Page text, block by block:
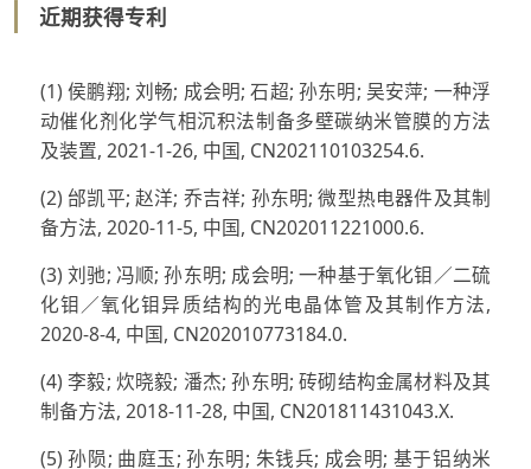
近期获得专利
(1) 侯鹏翔; 刘畅; 成会明; 石超; 孙东明; 吴安萍; 一种浮
动催化剂化学气相沉积法制备多壁碳纳米管膜的方法
及装置, 2021-1-26, 中国, CN202110103254.6.
(2) 邰凯平; 赵洋; 乔吉祥; 孙东明; 微型热电器件及其制
备方法, 2020-11-5, 中国, CN202011221000.6.
(3) 刘驰; 冯顺; 孙东明; 成会明; 一种基于氧化钼／二硫
化钼／氧化钼异质结构的光电晶体管及其制作方法,
2020-8-4, 中国, CN202010773184.0.
(4) 李毅; 炊晓毅; 潘杰; 孙东明; 砖砌结构金属材料及其
制备方法, 2018-11-28, 中国, CN201811431043.X.
(5) 孙陨; 曲庭玉; 孙东明; 朱钱兵; 成会明; 基于铝纳米